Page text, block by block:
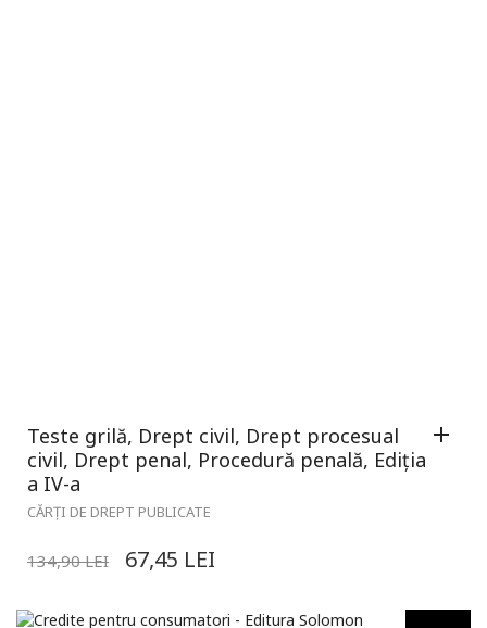
Teste grilă, Drept civil, Drept procesual
civil, Drept penal, Procedură penală, Ediția
a IV-a
CĂRȚI DE DREPT PUBLICATE
134,90LEI 67,45 LEI